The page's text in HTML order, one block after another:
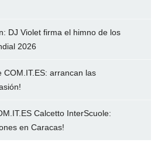
DJ Violet firma el himno de los
2026
COM.IT.ES: arrancan las
Calcetto InterScuole:
en Caracas!